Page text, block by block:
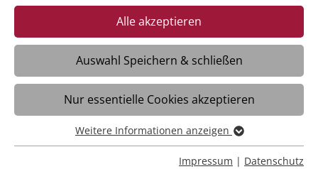
Kurt Metzger übernimmt die
Funktion des
Umweltbeauftragten
Seit dem 1. Januar 2025 hat die Stiftung
Liebenau einen neuen
Umweltbeauftragten: Kurt Metzger, bisher
im strategischen Einkauf tätig, übernimmt
Alle akzeptieren
Auswahl Speichern & schließen
Nur essentielle Cookies akzeptieren
Essentiell
Essentielle Cookies werden für grundlegende Funktionen
Weitere Informationen anzeigen
Impressum | Datenschutz